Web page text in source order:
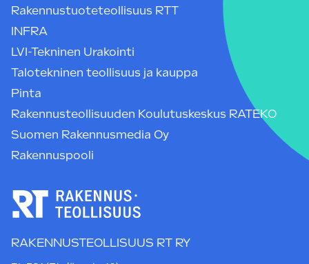
Rakennustuoteteollisuus RTT
INFRA
LVI-Tekninen Urakointi
Talotekninen teollisuus ja kauppa
Pinta
Rakennusteollisuuden Koulutuskeskus RATEKO
Suomen Rakennusmedia Oy
Rakennuspooli
RAKENNUSTEOLLISUUS RT RY